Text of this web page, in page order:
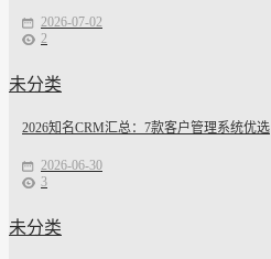
2026-07-02
2
未分类
2026知名CRM汇总：7款客户管理系统优选
2026-06-30
3
未分类